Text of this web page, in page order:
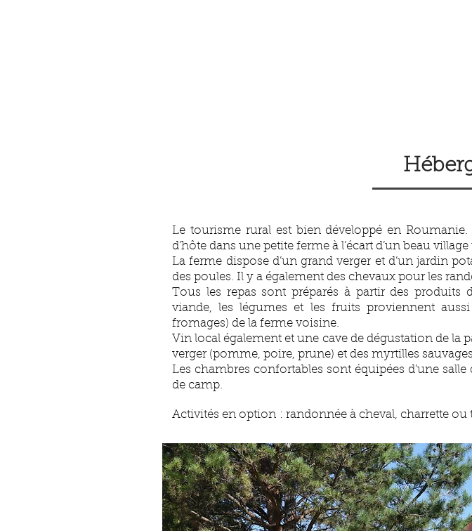
Le tourisme rural est bien développé en
d’hôte dans une petite ferme à l’écart d’un beau
La ferme dispose d’un grand verger et d’un jardin
des poules. Il y a également des chevaux pour les
Tous les repas sont préparés à partir des
viande, les légumes et les fruits proviennent
fromages) de la ferme voisine.
Vin local également et une cave de dégustation de la
verger (pomme, poire, prune) et des myrtilles
Les chambres confortables sont équipées d’une
de camp.
Activités en option : randonnée à cheval, charrette ou